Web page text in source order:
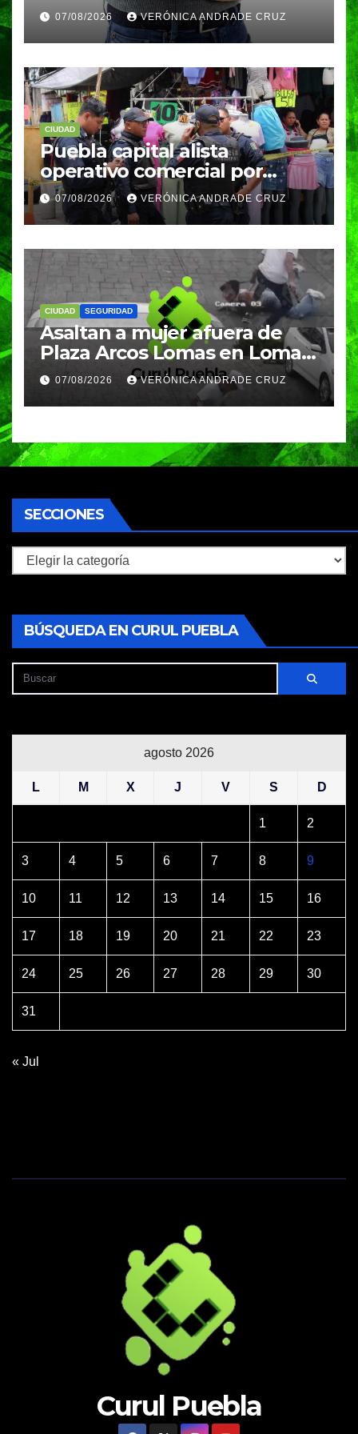
reportan 33 casos en dos
meses
07/08/2026 VERÓNICA ANDRADE CRUZ
CIUDAD
Puebla capital alista
operativo comercial por
fiestas patrias y regreso a
clases
07/08/2026 VERÓNICA ANDRADE CRUZ
CIUDAD SEGURIDAD
Asaltan a mujer afuera de
Plaza Arcos Lomas en Lomas
de Angelópolis; delincuentes
huyeron en auto
07/08/2026 VERÓNICA ANDRADE CRUZ
SECCIONES
Secciones
BÚSQUEDA EN CURUL PUEBLA
agosto 2026
L M X J V S D
1 2
3 4 5 6 7 8 9
10 11 12 13 14 15 16
17 18 19 20 21 22 23
24 25 26 27 28 29 30
31
« Jul
Curul Puebla